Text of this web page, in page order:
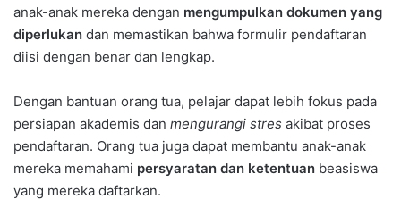
anak-anak mereka dengan mengumpulkan dokumen yang
diperlukan dan memastikan bahwa formulir pendaftaran
diisi dengan benar dan lengkap.
Dengan bantuan orang tua, pelajar dapat lebih fokus pada
persiapan akademis dan mengurangi stres akibat proses
pendaftaran. Orang tua juga dapat membantu anak-anak
mereka memahami persyaratan dan ketentuan beasiswa
yang mereka daftarkan.